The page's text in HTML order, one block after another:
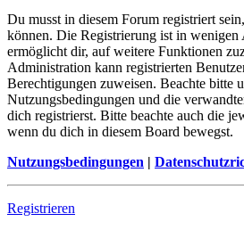
Du musst in diesem Forum registriert
können. Die Registrierung ist in
ermöglicht dir, auf weitere Funktionen
Administration kann registrierten
Berechtigungen zuweisen. Beachte bitte
Nutzungsbedingungen und die
dich registrierst. Bitte beachte auch die
wenn du dich in diesem Board bewegst.
Nutzungsbedingungen |
Registrieren